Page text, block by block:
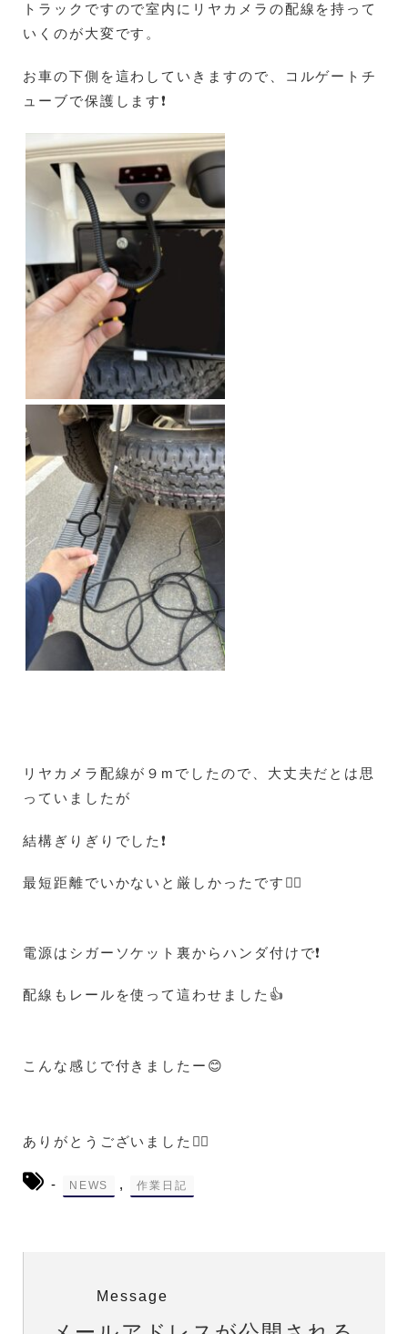
トラックですので室内にリヤカメラの配線を持って
いくのが大変です。
お車の下側を這わしていきますので、コルゲートチ
ューブで保護します❗
リヤカメラ配線が９mでしたので、大丈夫だとは思
っていましたが
結構ぎりぎりでした❗
最短距離でいかないと厳しかったです😵‍💫
電源はシガーソケット裏からハンダ付けで❗
配線もレールを使って這わせました👍
こんな感じで付きましたー😊
ありがとうございました🙇‍♀️
- NEWS , 作業日記
Message